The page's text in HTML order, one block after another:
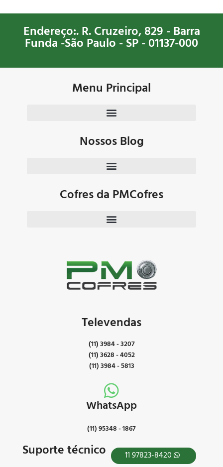
Endereço:. R. Cruzeiro, 829 - Barra
Funda -São Paulo - SP - 01137-000
Menu Principal
Nossos Blog
Cofres da PMCofres
Televendas
(11) 3984 - 3207
(11) 3628 - 4052
(11) 3984 - 5813
WhatsApp
(11) 95348 - 1867
Suporte técnico 11 97823-8420